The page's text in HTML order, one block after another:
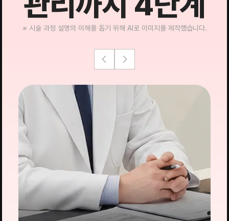
※ 시술 과정 설명의 이해를 돕기 위해 AI로 이미지를 제작했습니다.